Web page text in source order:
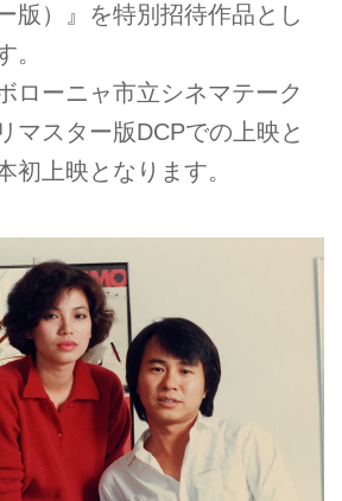
版）』を特別招待作品とし
。
ローニャ市立シネマテーク
マスター版DCPでの上映と
初上映となります。